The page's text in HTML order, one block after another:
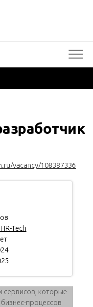
vacancy/108387336
Tech
сервисов, которые
процессов